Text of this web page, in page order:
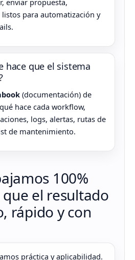
enviar propuesta,
para automatización y
hace que el sistema
(documentación) de
hace cada workflow,
logs, alertas, rutas de
de mantenimiento.
100%
el resultado
rápido y con
práctica y aplicabilidad.